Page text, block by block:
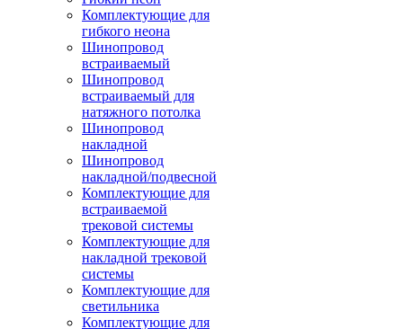
Комплектующие для
гибкого неона
Шинопровод
встраиваемый
Шинопровод
встраиваемый для
натяжного потолка
Шинопровод
накладной
Шинопровод
накладной/подвесной
Комплектующие для
встраиваемой
трековой системы
Комплектующие для
накладной трековой
системы
Комплектующие для
светильника
Комплектующие для